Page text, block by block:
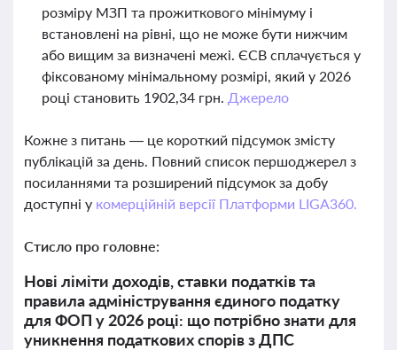
розміру МЗП та прожиткового мінімуму і
встановлені на рівні, що не може бути нижчим
або вищим за визначені межі. ЄСВ сплачується у
фіксованому мінімальному розмірі, який у 2026
році становить 1902,34 грн. Джерело
Кожне з питань — це короткий підсумок змісту
публікацій за день. Повний список першоджерел з
посиланнями та розширений підсумок за добу
доступні у комерційній версії Платформи LIGA360.
Стисло про головне:
Нові ліміти доходів, ставки податків та
правила адміністрування єдиного податку
для ФОП у 2026 році: що потрібно знати для
уникнення податкових спорів з ДПС